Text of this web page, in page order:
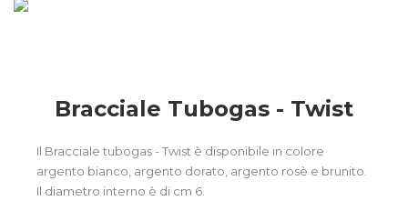
Bracciale Tubogas - Twist
Il Bracciale tubogas - Twist è disponibile in colore
argento bianco, argento dorato, argento rosè e brunito.
Il diametro interno è di cm 6.